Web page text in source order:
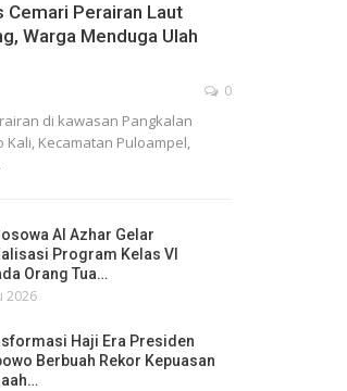
Cemari Perairan Laut
Warga Menduga Ulah
0
di kawasan Pangkalan
Kali, Kecamatan Puloampel,
Al Azhar Gelar
Program Kelas VI
Orang Tua…
2026
Haji Era Presiden
Berbuah Rekor Kepuasan